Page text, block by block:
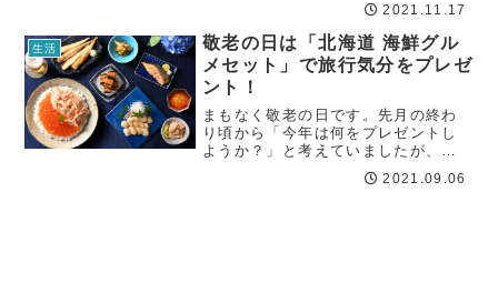
年。ぼちぼち年が明けたあとの予定
も考えておかないといけません。と
いうことで、お正月に食べる日本の
風物詩といえば、...
2021.11.17
生活
敬老の日は「北海道 海鮮グル
メセット」で旅行気分をプレゼ
ント！
まもなく敬老の日です。先月の終わ
り頃から「今年は何をプレゼントし
ようか？」と考えていましたが、今
老の日ギフトは「北海道 海鮮グルメ
2021.09.06